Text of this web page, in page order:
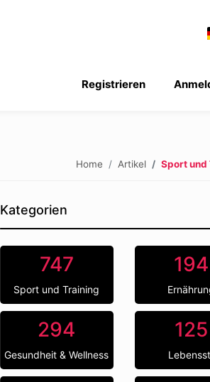
Registrieren
Home Artikel Sport und
Kategorien
747
Sport und Training
194
294
Gesundheit & Wellness
125